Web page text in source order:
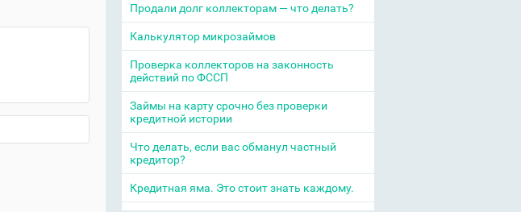
Продали долг коллекторам — что делать?
Калькулятор микрозаймов
Проверка коллекторов на законность
действий по ФССП
Займы на карту срочно без проверки
кредитной истории
Что делать, если вас обманул частный
кредитор?
Кредитная яма. Это стоит знать каждому.